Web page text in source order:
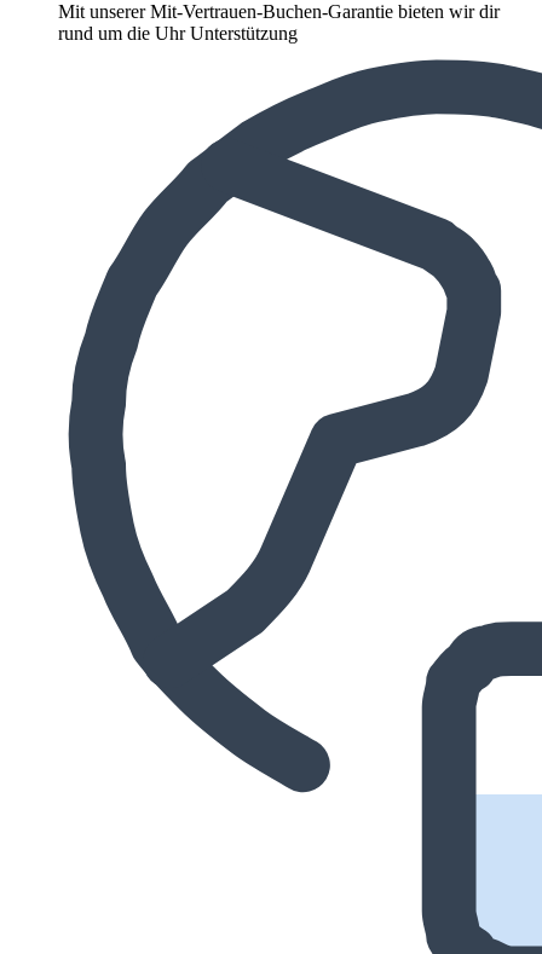
Mit unserer Mit-Vertrauen-Buchen-Garantie bieten wir dir
rund um die Uhr Unterstützung